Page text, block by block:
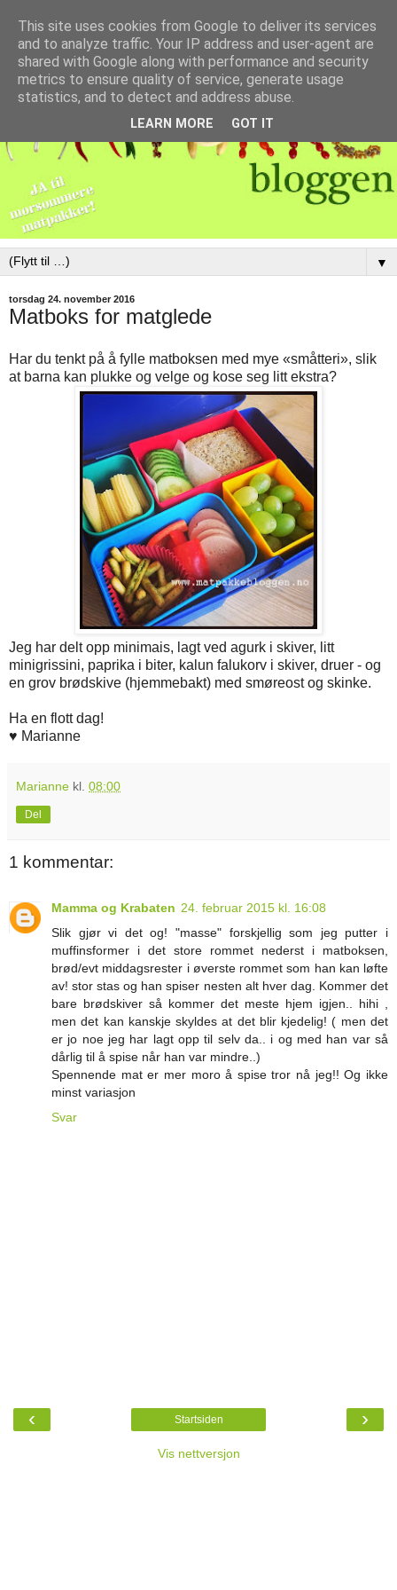
▼
torsdag 24. november 2016
Matboks for matglede
Har du tenkt på å fylle matboksen med mye «småtteri», slik
at barna kan plukke og velge og kose seg litt ekstra?
Jeg har delt opp minimais, lagt ved agurk i skiver, litt
minigrissini, paprika i biter, kalun falukorv i skiver, druer - og
en grov brødskive (hjemmebakt) med smøreost og skinke.
Ha en flott dag!
♥ Marianne
Marianne kl. 08:00
Del
1 kommentar:
Mamma og Krabaten 24. februar 2015 kl. 16:08
Slik gjør vi det og! "masse" forskjellig som jeg putter i
muffinsformer i det store rommet nederst i matboksen,
brød/evt middagsrester i øverste rommet som han kan løfte
av! stor stas og han spiser nesten alt hver dag. Kommer det
bare brødskiver så kommer det meste hjem igjen.. hihi ,
men det kan kanskje skyldes at det blir kjedelig! ( men det
er jo noe jeg har lagt opp til selv da.. i og med han var så
dårlig til å spise når han var mindre..)
Spennende mat er mer moro å spise tror nå jeg!! Og ikke
minst variasjon
Svar
‹ ›
Startsiden
Vis nettversjon
This site uses cookies from Google to deliver its services
and to analyze traffic. Your IP address and user-agent are
shared with Google along with performance and security
metrics to ensure quality of service, generate usage
statistics, and to detect and address abuse.
LEARN MORE GOT IT